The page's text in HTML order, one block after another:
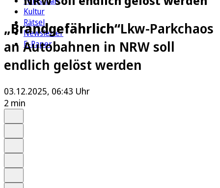
Kultur
Rätsel
Newsletter
E-Paper
„Brandgefährlich“Lkw-Parkchaos
an Autobahnen in NRW soll
endlich gelöst werden
03.12.2025, 06:43 Uhr
2 min